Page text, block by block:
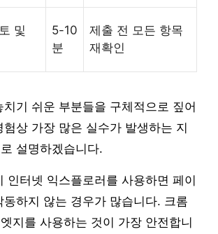
및
5-10
분
제출 전 모든 항목
재확인
치기 쉬운 부분들을 구체적으로 짚어
험상 가장 많은 실수가 발생하는 지
설명하겠습니다.
인터넷 익스플로러를 사용하면 페이
동하지 않는 경우가 많습니다. 크롬
지를 사용하는 것이 가장 안전합니